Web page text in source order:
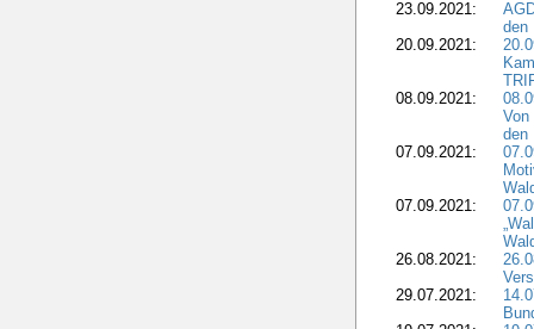
23.09.2021:
den
20.09.2021:
08.09.2021:
den
07.09.2021:
07.09.2021:
26.08.2021:
29.07.2021: